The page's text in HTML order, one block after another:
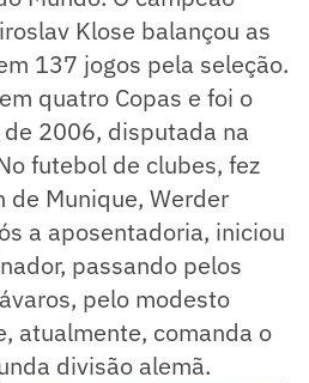
Klose balançou as
137 jogos pela seleção.
quatro Copas e foi o
2006, disputada na
futebol de clubes, fez
de Munique, Werder
a aposentadoria, iniciou
passando pelos
pelo modesto
atualmente, comanda o
divisão alemã.